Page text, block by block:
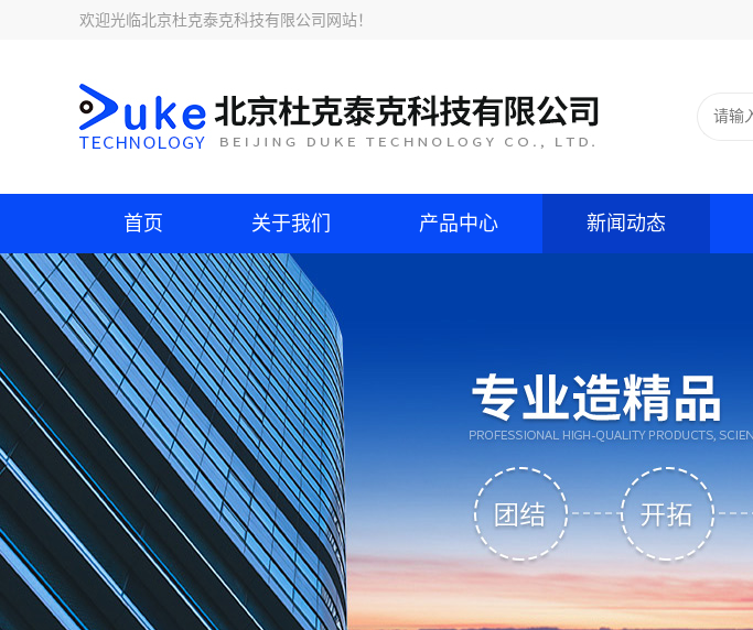
欢迎光临北京杜克泰克科技有限公司网站！
首页 关于我们 产品中心 新闻动态